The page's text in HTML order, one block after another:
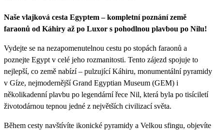
Naše vlajková cesta Egyptem – kompletní poznání země
faraonů od Káhiry až po Luxor s pohodlnou plavbou po Nilu!
Vydejte se na nezapomenutelnou cestu po stopách faraonů a
poznejte Egypt v celé jeho rozmanitosti. Tento zájezd spojuje to
nejlepší, co země nabízí – pulzující Káhiru, monumentální pyramidy
v Gíze, nejmodernější Grand Egyptian Museum (GEM) i
několikadenní plavbu po legendární řece Nil, která byla po tisíciletí
životodárnou tepnou jedné z největších civilizací světa.
Během cesty navštívíte ikonické pyramidy a Velkou sfingu, objevíte